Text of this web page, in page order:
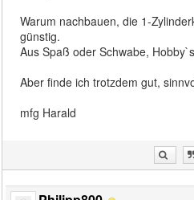
Warum nachbauen, die 1-
günstig.
Aus Spaß oder Schwabe,
Aber finde ich trotzdem gut,
mfg Harald